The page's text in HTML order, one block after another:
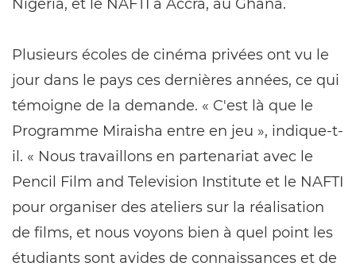
Nigeria, et le NAFTI à Accra, au Ghana.
Plusieurs écoles de cinéma privées ont vu le
jour dans le pays ces dernières années, ce qui
témoigne de la demande. « C'est là que le
Programme Miraisha entre en jeu », indique-t-
il. « Nous travaillons en partenariat avec le
Pencil Film and Television Institute et le NAFTI
pour organiser des ateliers sur la réalisation
de films, et nous voyons bien à quel point les
étudiants sont avides de connaissances et de